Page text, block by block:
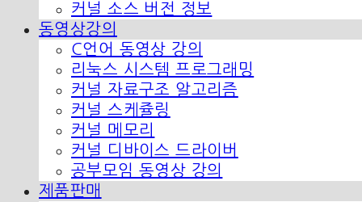
커널 소스 버전 정보
동영상강의
C언어 동영상 강의
리눅스 시스템 프로그래밍
커널 자료구조 알고리즘
커널 스케쥴링
커널 메모리
커널 디바이스 드라이버
공부모임 동영상 강의
제품판매